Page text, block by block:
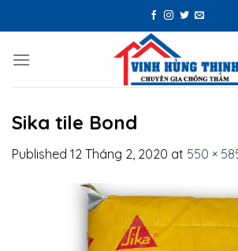
to
Sika tile Bond
Published 12 Tháng 2, 2020 at 550 ×